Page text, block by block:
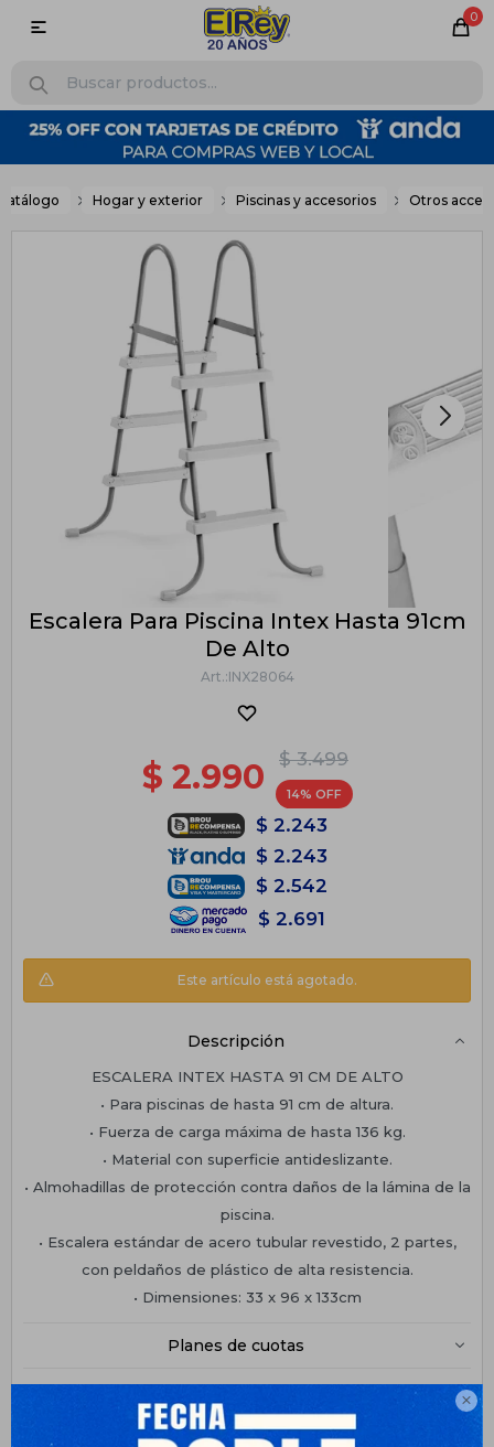

0

Hogar y exterior Piscinas y accesorios Otros
Escalera Para Piscina Intex Hasta 91cm
De Alto
INX28064
$ 3.499
$ 2.990 14
$ 2.243
$ 2.243
$ 2.542
$ 2.691
Este artículo está agotado.
Descripción
ESCALERA INTEX HASTA 91 CM DE ALTO
• Para piscinas de hasta 91 cm de altura.
• Fuerza de carga máxima de hasta 136 kg.
• Material con superficie antideslizante.
• Almohadillas de protección contra daños de la lámina de la
piscina.
• Escalera estándar de acero tubular revestido, 2 partes,
con peldaños de plástico de alta resistencia.
• Dimensiones: 33 x 96 x 133cm
Planes de cuotas
Envíos
Medios de pago